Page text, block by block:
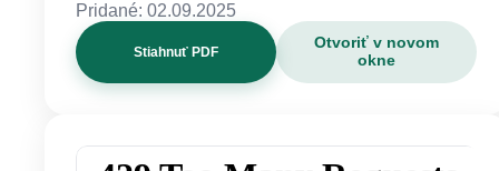
Pridané: 02.09.2025
Stiahnuť PDF
Otvoriť v novom
okne